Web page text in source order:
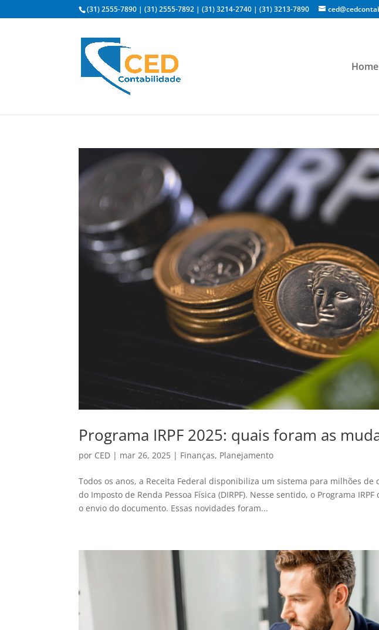
(31) 2555-7890 |(31) 2555-7892 |(31) 3214-2740 |(31) 3213-7890
Home
Programa IRPF 2025: quais foram as
por CED | mar 26, 2025 | Finanças, Planejamento
Todos os anos, a Receita Federal disponibiliza um sistema para milhões
do Imposto de Renda Pessoa Física (DIRPF). Nesse sentido, o Programa
o envio do documento. Essas novidades foram...